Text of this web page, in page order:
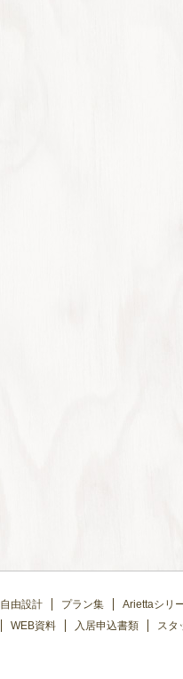
自由設計 プラン集
Ariettaシリ
WEB資料 入居申込書類
スタ